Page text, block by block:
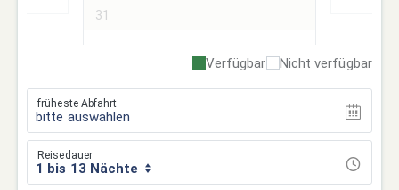
31
Verfügbar Nicht verfügbar
früheste Abfahrt
bitte auswählen
Reisedauer
1 bis 13 Nächte